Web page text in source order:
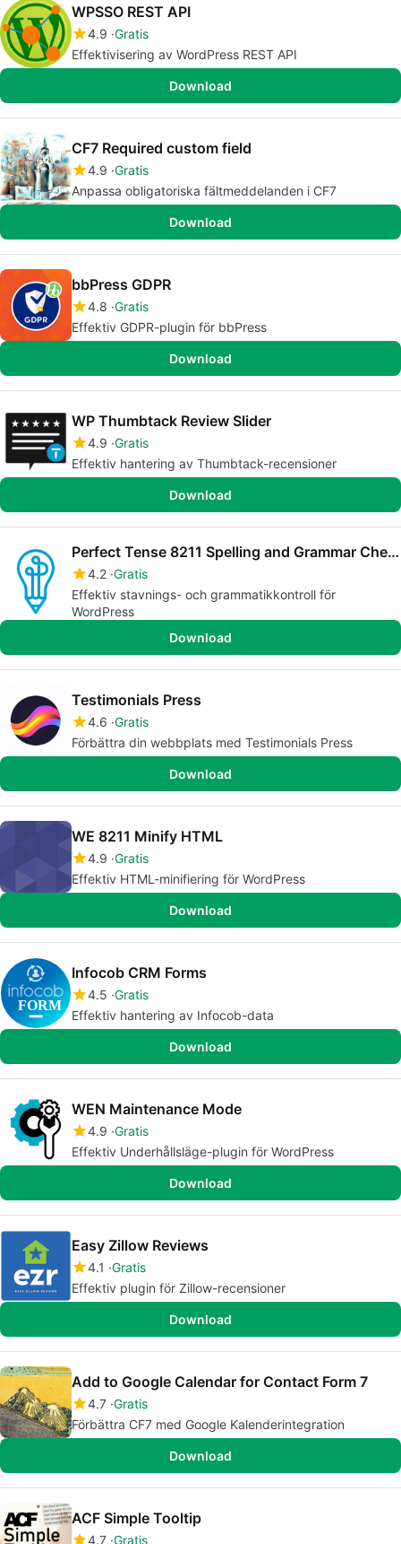
WPSSO REST API
4.9 Gratis
Effektivisering av WordPress REST API
Download
CF7 Required custom field
4.9 Gratis
Anpassa obligatoriska fältmeddelanden i CF7
Download
bbPress GDPR
4.8 Gratis
Effektiv GDPR-plugin för bbPress
Download
WP Thumbtack Review Slider
4.9 Gratis
Effektiv hantering av Thumbtack-recensioner
Download
Perfect Tense 8211 Spelling and Grammar Checker
4.2 Gratis
Effektiv stavnings- och grammatikkontroll för
WordPress
Download
Testimonials Press
4.6 Gratis
Förbättra din webbplats med Testimonials Press
Download
WE 8211 Minify HTML
4.9 Gratis
Effektiv HTML-minifiering för WordPress
Download
Infocob CRM Forms
4.5 Gratis
Effektiv hantering av Infocob-data
Download
WEN Maintenance Mode
4.9 Gratis
Effektiv Underhållsläge-plugin för WordPress
Download
Easy Zillow Reviews
4.1 Gratis
Effektiv plugin för Zillow-recensioner
Download
Add to Google Calendar for Contact Form 7
4.7 Gratis
Förbättra CF7 med Google Kalenderintegration
Download
ACF Simple Tooltip
4.7 Gratis